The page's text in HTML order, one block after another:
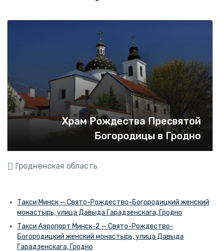
Храм Рождества Пресвятой
Богородицы в Гродно
Гродненская область
Такси Минск — Свято-Рождество-Богородицкий женский
монастырь, улица Давыда Гарадзенскага, Гродно
Такси Аэропорт Минск-2 — Свято-Рождество-
Богородицкий женский монастырь, улица Давыда
Гарадзенскага, Гродно